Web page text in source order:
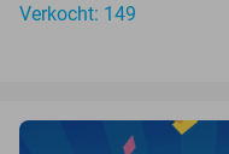
Verkocht: 149